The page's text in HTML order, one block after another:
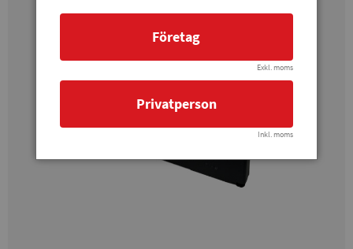
Företag
Exkl. moms
Privatperson
Inkl. moms